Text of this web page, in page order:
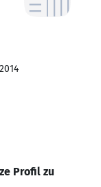
Profil zu